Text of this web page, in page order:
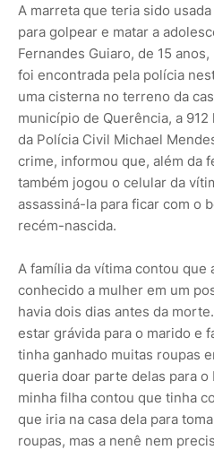
A marreta que teria sido
para golpear e matar a
Fernandes Guiaro, de 15
foi encontrada pela polícia
uma cisterna no terreno da
município de Querência, a
da Polícia Civil Michael
crime, informou que, além da
também jogou o celular da
assassiná-la para ficar com o
recém-nascida.
A família da vítima contou que
conhecido a mulher em um
havia dois dias antes da
estar grávida para o marido e
tinha ganhado muitas roupas
queria doar parte delas para
minha filha contou que tinha
que iria na casa dela para
roupas, mas a nenê nem